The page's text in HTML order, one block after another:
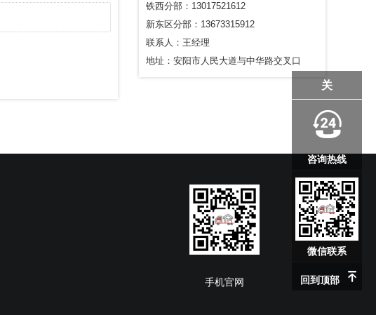
铁西分部：13017521612
新东区分部：13673315912
联系人：王经理
地址：安阳市人民大道与中华路交叉口
手机官网
关
咨询热线
微信联系
回到顶部